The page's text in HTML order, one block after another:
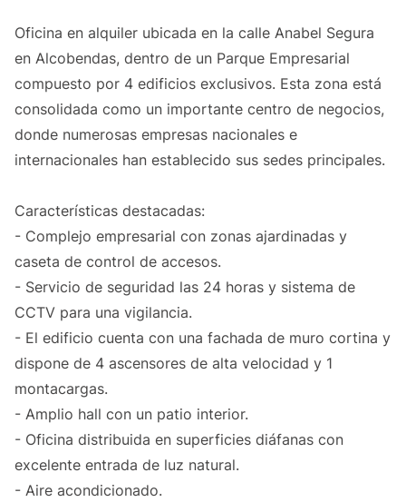
Oficina en alquiler ubicada en la calle Anabel Segura
en Alcobendas, dentro de un Parque Empresarial
compuesto por 4 edificios exclusivos. Esta zona está
consolidada como un importante centro de negocios,
donde numerosas empresas nacionales e
internacionales han establecido sus sedes principales.
Características destacadas:
- Complejo empresarial con zonas ajardinadas y
caseta de control de accesos.
- Servicio de seguridad las 24 horas y sistema de
CCTV para una vigilancia.
- El edificio cuenta con una fachada de muro cortina y
dispone de 4 ascensores de alta velocidad y 1
montacargas.
- Amplio hall con un patio interior.
- Oficina distribuida en superficies diáfanas con
excelente entrada de luz natural.
- Aire acondicionado.